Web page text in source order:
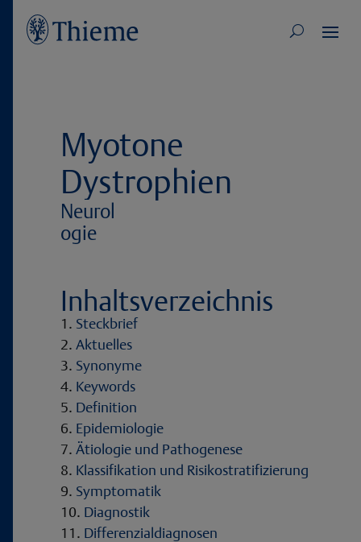
Myotone
Dystrophien
Neurol
ogie
Inhaltsverzeichnis
Steckbrief
Aktuelles
Synonyme
Keywords
Definition
Epidemiologie
Ätiologie und Pathogenese
Klassifikation und Risikostratifizierung
Symptomatik
Diagnostik
Differenzialdiagnosen